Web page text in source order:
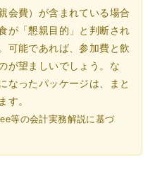
会費）が含まれている場合
が「懇親目的」と判断され
可能であれば、参加費と飲
が望ましいでしょう。な
なったパッケージは、まと
す。
等の会計実務解説に基づ